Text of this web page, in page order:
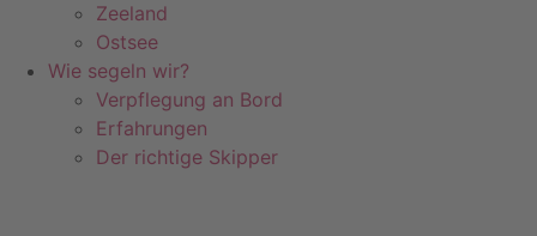
Zeeland
Ostsee
Wie segeln wir?
Verpflegung an Bord
Erfahrungen
Der richtige Skipper